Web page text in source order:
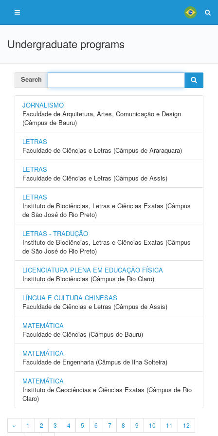
Undergraduate programs
Search
JORNALISMO
Faculdade de Arquitetura, Artes, Comunicação e Design
(Câmpus de Bauru)
LETRAS
Faculdade de Ciências e Letras (Câmpus de Araraquara)
LETRAS
Faculdade de Ciências e Letras (Câmpus de Assis)
LETRAS
Instituto de Biociências, Letras e Ciências Exatas (Câmpus
de São José do Rio Preto)
LETRAS - TRADUÇÃO
Instituto de Biociências, Letras e Ciências Exatas (Câmpus
de São José do Rio Preto)
LICENCIATURA PLENA EM EDUCAÇÃO FÍSICA
Instituto de Biociências (Câmpus de Rio Claro)
LÍNGUA E CULTURA CHINESAS
Faculdade de Ciências e Letras (Câmpus de Assis)
MATEMÁTICA
Faculdade de Ciências (Câmpus de Bauru)
MATEMÁTICA
Faculdade de Engenharia (Câmpus de Ilha Solteira)
MATEMÁTICA
Instituto de Geociências e Ciências Exatas (Câmpus de Rio
Claro)
« 1 2 3 4 5 6 7 8 9 10 11
12